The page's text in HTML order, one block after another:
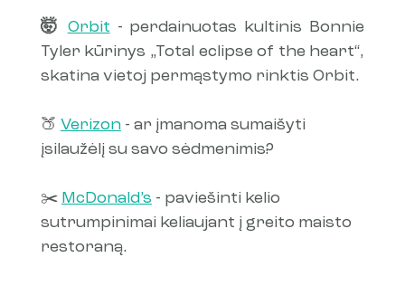
🤯 Orbit - perdainuotas kultinis Bonnie
Tyler kūrinys „Total eclipse of the heart“,
skatina vietoj permąstymo rinktis Orbit.
🍑 Verizon - ar įmanoma sumaišyti
įsilaužėlį su savo sėdmenimis?
✂️ McDonald’s - paviešinti kelio
sutrumpinimai keliaujant į greito maisto
restoraną.